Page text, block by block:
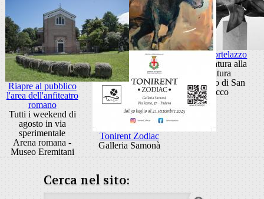
Gino Cortelazzo
Dalla natura alla
scultura
Oratorio di San
Rocco
Tonirent Zodiac
Galleria Samonà
Riapre al pubblico
l'area dell'anfiteatro
romano
Tutti i weekend di
agosto in via
sperimentale
Arena romana -
Museo Eremitani
Cerca nel sito: